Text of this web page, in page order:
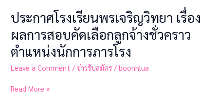
ประกาศโรงเรียนพรเจริญวิทยา เรื่อง
ผลการสอบคัดเลือกลูกจ้างชั่วคราว
ตำแหน่งนักการภารโรง
Leave a Comment /ข่าวรับสมัคร /boonhlua
Read More »